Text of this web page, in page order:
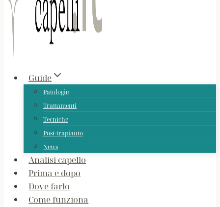
Guide
Patologie
Trattamenti
Tecniche
Post-trapianto
News
Analisi capello
Prima e dopo
Dove farlo
Come funziona